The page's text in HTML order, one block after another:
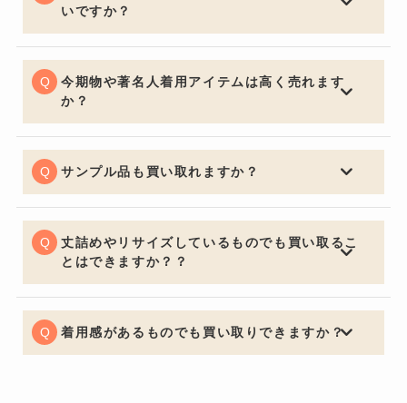
イントです。
いですか？
ッグの場合は保管用の布袋など付属品があると信頼性も
上がり査定額アップの重要ポイントになります。
今期物や著名人着用アイテムは高く売れます
か？
セールになっていたりすると査定額にも響くため売却を
ご検討の際は購入してからなるべく早く売るのをオスス
難になり需要が高く買い取り価格も高くなります。
サンプル品も買い取れますか？
安くなってしまいますがサンプルか関係なしにデザイン
で中古市場は値段が決まるためサンプル品でも全く問題
ございません。
丈詰めやリサイズしているものでも買い取るこ
とはできますか？？
どの丈詰めやリサイズがある場合はお買取りできないケ
ースもございますので予めご了承くださいませ。
着用感があるものでも買い取りできますか？